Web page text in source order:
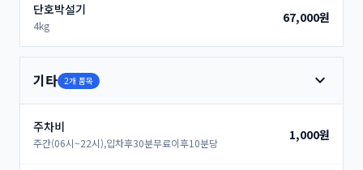
단호박설기
4kg
67,000원
기타 2개 품목 expand_more
주차비
주간(06시~22시),입차후30분무료이후10분당
1,000원